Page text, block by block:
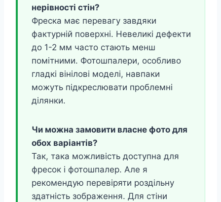
нерівності стін?
Фреска має перевагу завдяки
фактурній поверхні. Невеликі дефекти
до 1-2 мм часто стають менш
помітними. Фотошпалери, особливо
гладкі вінілові моделі, навпаки
можуть підкреслювати проблемні
ділянки.
Чи можна замовити власне фото для
обох варіантів?
Так, така можливість доступна для
фресок і фотошпалер. Але я
рекомендую перевіряти роздільну
здатність зображення. Для стіни